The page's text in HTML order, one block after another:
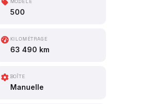
500
KILOMÉTRAGE
63 490 km
BOÎTE
Manuelle